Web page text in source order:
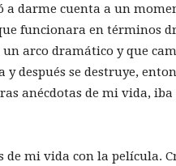
a darme cuenta a un
funcionara en términos
arco dramático y que
después se destruye,
anécdotas de mi vida,
mi vida con la película.